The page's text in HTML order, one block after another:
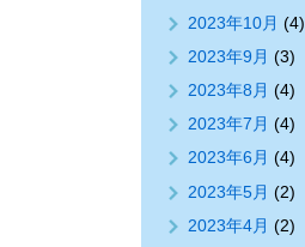
2023年10月 (4)
2023年9月 (3)
2023年8月 (4)
2023年7月 (4)
2023年6月 (4)
2023年5月 (2)
2023年4月 (2)